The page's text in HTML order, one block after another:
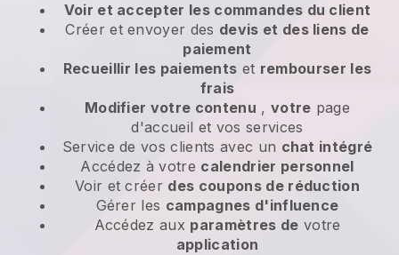
Voir et accepter les commandes du client
Créer et envoyer des devis et des liens de
paiement
Recueillir les paiements et rembourser les
frais
Modifier votre contenu , votre page
d'accueil et vos services
Service de vos clients avec un chat intégré
Accédez à votre calendrier personnel
Voir et créer des coupons de réduction
Gérer les campagnes d'influence
Accédez aux paramètres de votre
application